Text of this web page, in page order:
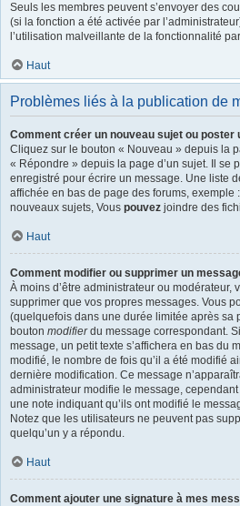
Seuls les membres peuvent s’envoyer des
(si la fonction a été activée par
l’utilisation malveillante de la fonctionnalité
Haut
Problèmes liés à la publication de
Comment créer un nouveau sujet ou poster
Cliquez sur le bouton « Nouveau » depuis la
« Répondre » depuis la page d’un sujet. Il se
enregistré pour écrire un message. Une liste
affichée en bas de page des forums, exemple
nouveaux sujets, Vous pouvez joindre des
Haut
Comment modifier ou supprimer un
À moins d’être administrateur ou modérateur,
supprimer que vos propres messages. Vous
(quelquefois dans une durée limitée après sa
bouton modifierdu message correspondant.
message, un petit texte s’affichera en bas du
modifié, le nombre de fois qu’il a été modifié
dernière modification. Ce message
administrateur modifie le message,
une note indiquant qu’ils ont modifié le
Notez que les utilisateurs ne peuvent pas
quelqu’un y a répondu.
Haut
Comment ajouter une signature à mes